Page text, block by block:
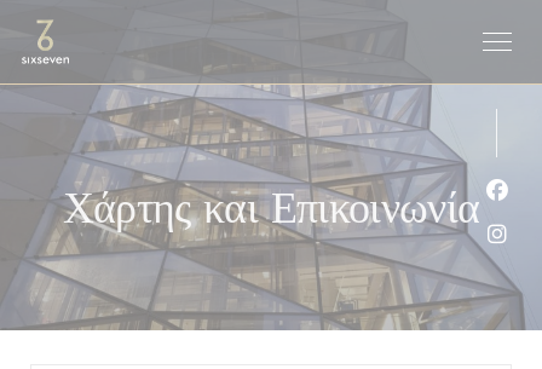
Πίνακας διαχείρισης "Μπισκότων" (Cookies)
Χάρτης και Επικοινωνία